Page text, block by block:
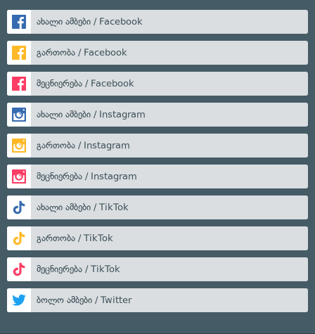
ახალი ამბები / Facebook
გართობა / Facebook
მეცნიერება / Facebook
ახალი ამბები / Instagram
გართობა / Instagram
მეცნიერება / Instagram
ახალი ამბები / TikTok
გართობა / TikTok
მეცნიერება / TikTok
ბოლო ამბები / Twitter